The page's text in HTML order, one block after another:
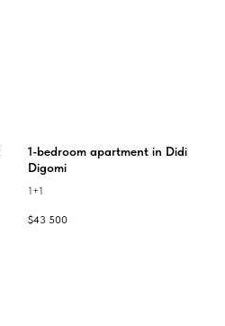
1-bedroom apartment in Didi
Digomi
1+1
$43 500